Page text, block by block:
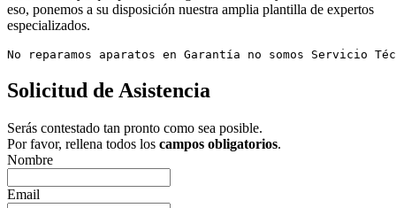
eso, ponemos a su disposición nuestra amplia plantilla de expertos
especializados.
No reparamos aparatos en Garantía no somos Servicio
Solicitud de Asistencia
Serás contestado tan pronto como sea posible.
Por favor, rellena todos los campos obligatorios.
Nombre
Email